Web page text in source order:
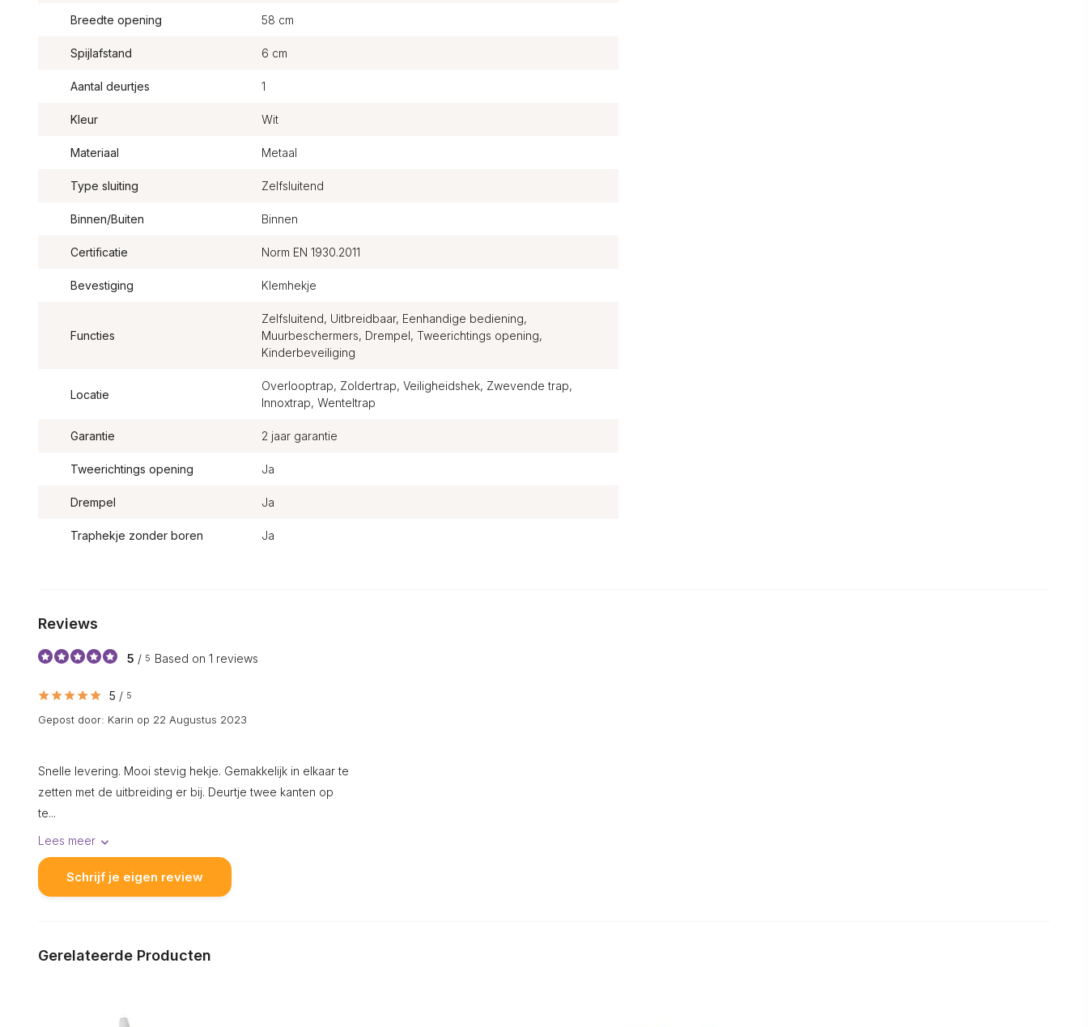
Breedte opening 58 cm
Spijlafstand 6 cm
Aantal deurtjes 1
Kleur Wit
Materiaal Metaal
Type sluiting Zelfsluitend
Binnen/Buiten Binnen
Certificatie Norm EN 1930.2011
Bevestiging Klemhekje
Functies
Zelfsluitend, Uitbreidbaar, Eenhandige bediening,
Muurbeschermers, Drempel, Tweerichtings opening,
Kinderbeveiliging
Locatie
Overlooptrap, Zoldertrap, Veiligheidshek, Zwevende trap,
Innoxtrap, Wenteltrap
Garantie 2 jaar garantie
Tweerichtings opening Ja
Drempel Ja
Traphekje zonder boren Ja
Reviews
5 / 5 Based on 1 reviews
5 / 5
Gepost door: Karin op 22 Augustus 2023
Snelle levering. Mooi stevig hekje. Gemakkelijk in elkaar te
zetten met de uitbreiding er bij. Deurtje twee kanten op
te...
Lees meer
Schrijf je eigen review
Gerelateerde Producten